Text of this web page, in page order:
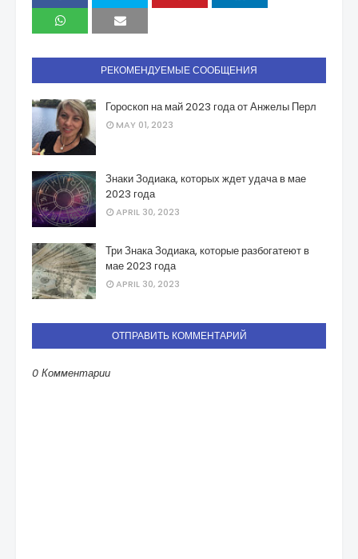
РЕКОМЕНДУЕМЫЕ СООБЩЕНИЯ
Гороскоп на май 2023 года от Анжелы Перл
MAY 01, 2023
Знаки Зодиака, которых ждет удача в мае
2023 года
APRIL 30, 2023
Три Знака Зодиака, которые разбогатеют в
мае 2023 года
APRIL 30, 2023
ОТПРАВИТЬ КОММЕНТАРИЙ
0 Комментарии